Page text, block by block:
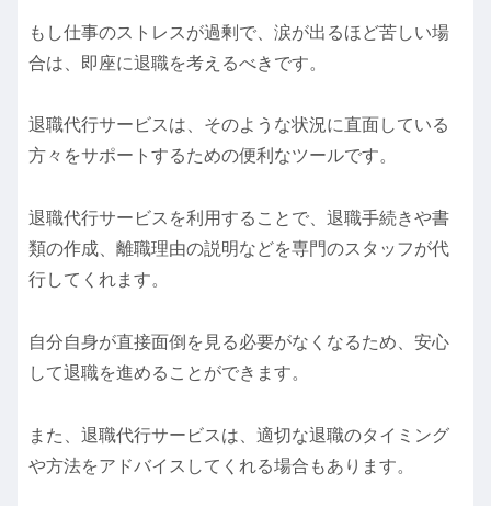
もし仕事のストレスが過剰で、涙が出るほど苦しい場
合は、即座に退職を考えるべきです。
退職代行サービスは、そのような状況に直面している
方々をサポートするための便利なツールです。
退職代行サービスを利用することで、退職手続きや書
類の作成、離職理由の説明などを専門のスタッフが代
行してくれます。
自分自身が直接面倒を見る必要がなくなるため、安心
して退職を進めることができます。
また、退職代行サービスは、適切な退職のタイミング
や方法をアドバイスしてくれる場合もあります。